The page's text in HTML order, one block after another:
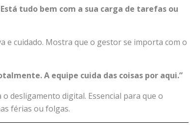
tudo bem com a sua carga de tarefas ou
e cuidado. Mostra que o gestor se importa com o
A equipe cuida das coisas por aqui.”
desligamento digital. Essencial para que o
férias ou folgas.